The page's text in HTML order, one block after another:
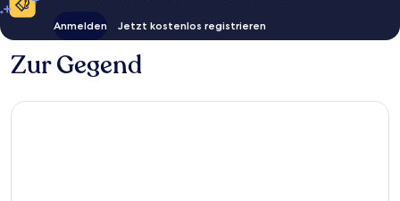
Anmelden Jetzt kostenlos registrieren
Zur Gegend